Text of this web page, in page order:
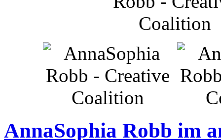
AnnaSophia Robb im